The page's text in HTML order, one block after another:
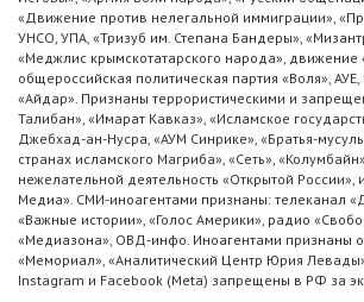
«Движение против нелегальной иммиграции»,
УНСО, УПА, «Тризуб им. Степана Бандеры»,
«Меджлис крымскотатарского народа», движение
общероссийская политическая партия «Воля»,
«Айдар». Признаны террористическими и
Талибан», «Имарат Кавказ», «Исламское
Джебхад-ан-Нусра, «АУМ Синрике», «Братья-
странах исламского Магриба», «Сеть»,
нежелательной деятельность «Открытой России»,
Медиа». СМИ-иноагентами признаны: телеканал
«Важные истории», «Голос Америки», радио
«Медиазона», ОВД-инфо. Иноагентами признаны
«Мемориал», «Аналитический Центр Юрия
Instagram и Facebook (Metа) запрещены в РФ за